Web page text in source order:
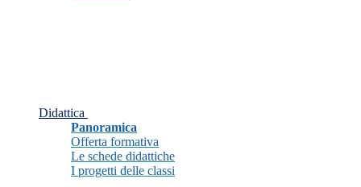
Didattica
Panoramica
Offerta formativa
Le schede didattiche
I progetti delle classi